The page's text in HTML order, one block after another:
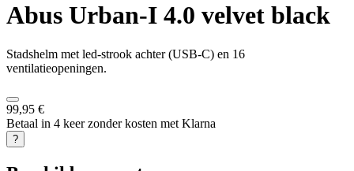
Abus Urban-I 4.0 velvet black
Stadshelm met led-strook achter (USB-C) en 16
ventilatieopeningen.
99,95 €
Betaal in 4 keer zonder kosten met Klarna
?